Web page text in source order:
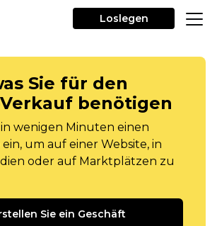
Loslegen
Sie für den
benötigen
in wenigen Minuten einen
um auf einer Website, in
oder auf Marktplätzen zu
Sie ein Geschäft